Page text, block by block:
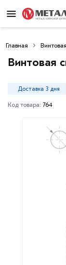
Главная
Винтовая
Доставка 3 дня
Код товара: 764